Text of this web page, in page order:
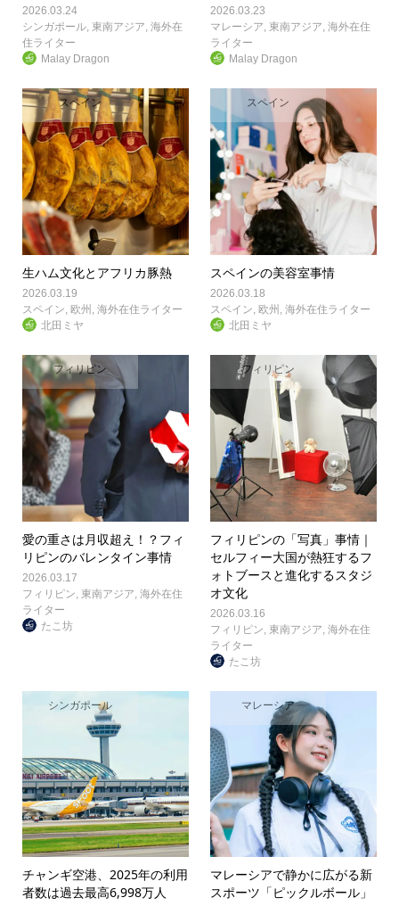
2026.03.24
シンガポール, 東南アジア, 海外在
住ライター
Malay Dragon
2026.03.23
マレーシア, 東南アジア,海外在住
ライター
Malay Dragon
スペイン
生ハム文化とアフリカ豚熱
2026.03.19
スペイン, 欧州 , 海外在住ライター
北田ミヤ
スペイン
スペインの美容室事情
2026.03.18
スペイン, 欧州 ,海外在住ライター
北田ミヤ
フィリピン
愛の重さは月収超え！？フィ
リピンのバレンタイン事情
2026.03.17
フィリピン 東南アジア 海外在住
ライター
たこ坊
フィリピン
フィリピンの「写真」事情｜
セルフィー大国が熱狂するフ
ォトブースと進化するスタジ
オ文化
2026.03.16
フィリピン 東南アジア ,海外在住
ライター
たこ坊
シンガポール
チャンギ空港、2025年の利用
者数は過去最高6,998万人
マレーシア
マレーシアで静かに広がる新
スポーツ「ピックルボール」